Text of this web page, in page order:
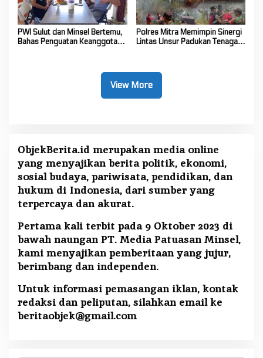
PWI Sulut dan Minsel Bertemu,
Bahas Penguatan Keanggotaan
Polres Mitra Memimpin Sinergi
Lintas Unsur Padukan Tenaga
View More
ObjekBerita.id merupakan media online
yang menyajikan berita politik, ekonomi,
sosial budaya, pariwisata, pendidikan, dan
hukum di Indonesia, dari sumber yang
terpercaya dan akurat.
Pertama kali terbit pada 9 Oktober 2023 di
bawah naungan PT. Media Patuasan Minsel,
kami menyajikan pemberitaan yang jujur,
berimbang dan independen.
Untuk informasi pemasangan iklan, kontak
redaksi dan peliputan, silahkan email ke
beritaobjek@gmail.com